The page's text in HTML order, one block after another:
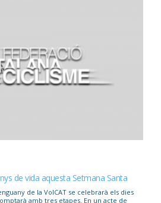
de vida aquesta Setmana Santa
de la VolCAT se celebrarà els dies
amb tres etapes. En un acte de